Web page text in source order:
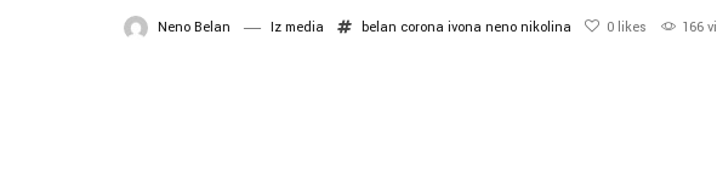
Neno Belan Iz media belan corona ivona neno nikolina 0 likes 166